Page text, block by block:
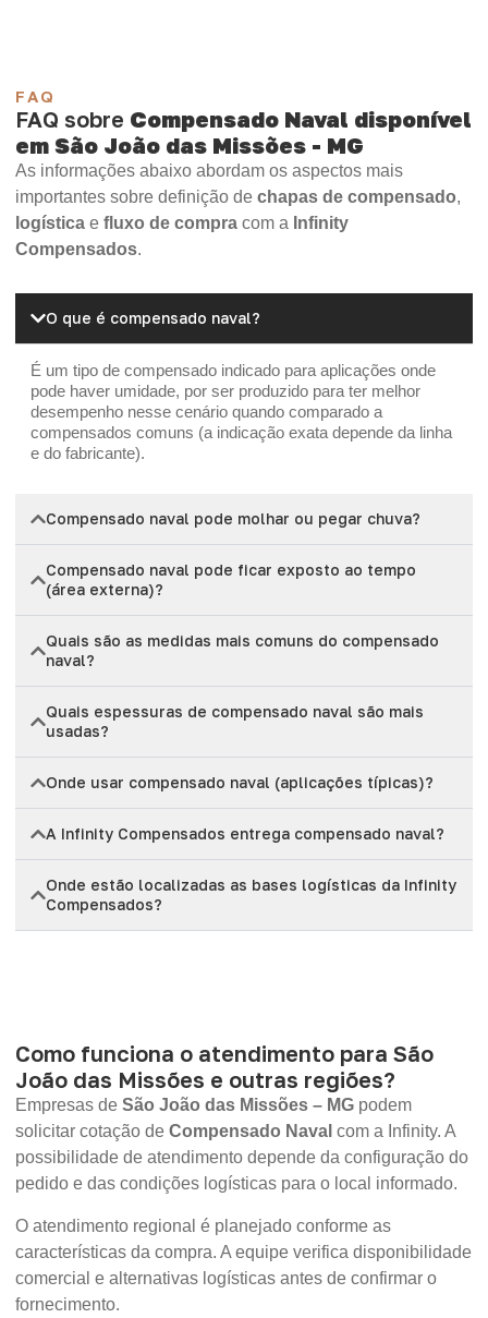
FAQ
FAQ sobre Compensado Naval disponível
em São João das Missões - MG
As informações abaixo abordam os aspectos mais
importantes sobre definição de chapas de compensado,
logística e fluxo de compra com a Infinity
Compensados.
O que é compensado naval?
É um tipo de compensado indicado para aplicações onde
pode haver umidade, por ser produzido para ter melhor
desempenho nesse cenário quando comparado a
compensados comuns (a indicação exata depende da linha
e do fabricante).
Compensado naval pode molhar ou pegar chuva?
Compensado naval pode ficar exposto ao tempo
(área externa)?
Quais são as medidas mais comuns do compensado
naval?
Quais espessuras de compensado naval são mais
usadas?
Onde usar compensado naval (aplicações típicas)?
A Infinity Compensados entrega compensado naval?
Onde estão localizadas as bases logísticas da Infinity
Compensados?
Como funciona o atendimento para São
João das Missões e outras regiões?
Empresas de São João das Missões – MG podem
solicitar cotação de Compensado Naval com a Infinity. A
possibilidade de atendimento depende da configuração do
pedido e das condições logísticas para o local informado.
O atendimento regional é planejado conforme as
características da compra. A equipe verifica disponibilidade
comercial e alternativas logísticas antes de confirmar o
fornecimento.